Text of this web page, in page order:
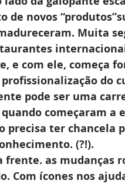
de novos
Muita
e com ele, começa
do
pode ser uma
quando começaram
precisa ter chancela
(?!).
frente. as mudanças
Com ícones nos